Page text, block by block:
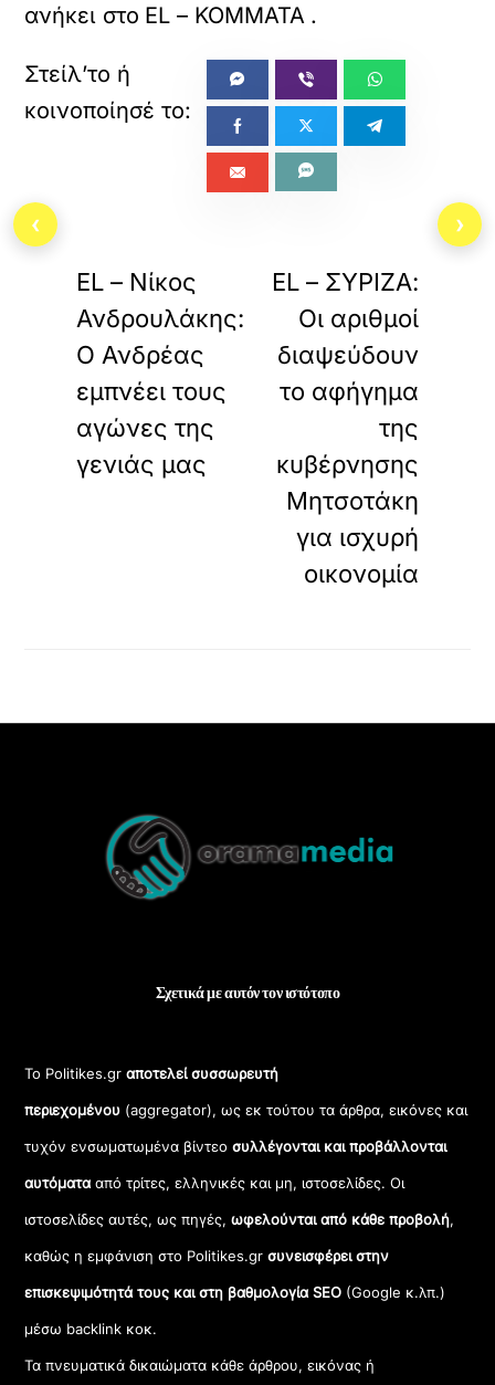
ανήκει στο EL – ΚΟΜΜΑΤΑ .
«
EL – Νίκος
Ανδρουλάκης:
Ο Ανδρέας
εμπνέει τους
αγώνες της
γενιάς μας
»
EL – ΣΥΡΙΖΑ:
Οι αριθμοί
διαψεύδουν
το αφήγημα
της
κυβέρνησης
Μητσοτάκη
για ισχυρή
οικονομία
Top
Σχετικά με αυτόν τον ιστότοπο
Το Politikes.grαποτελεί συσσωρευτή
περιεχομένου (aggregator), ως εκ τούτου τα άρθρα, εικόνες και
τυχόν ενσωματωμένα βίντεοσυλλέγονται και προβάλλονται
αυτόματααπό τρίτες, ελληνικές και μη, ιστοσελίδες. Οι
ιστοσελίδες αυτές, ως πηγές,ωφελούνται από κάθε προβολή,
καθώς η εμφάνιση στο Politikes.gr συνεισφέρει στην
επισκεψιμότητά τους και στη βαθμολογία SEO (Google κ.λπ.)
μέσω backlink κοκ.
Τα πνευματικά δικαιώματα κάθε άρθρου, εικόνας ή
‹ ›